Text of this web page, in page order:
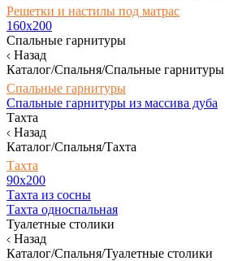
Решетки и настилы под матрас
160х200
Спальные гарнитуры
Назад
Каталог/Спальня/Спальные гарнитуры
Спальные гарнитуры
Спальные гарнитуры из массива дуба
Тахта
Назад
Каталог/Спальня/Тахта
Тахта
90х200
Тахта из сосны
Тахта односпальная
Туалетные столики
Назад
Каталог/Спальня/Туалетные столики